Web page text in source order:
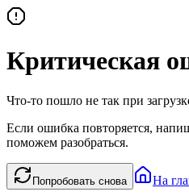
Критическая
Что-то пошло не так при
Если ошибка повторяется,
поможем разобраться.
Попробовать снова На